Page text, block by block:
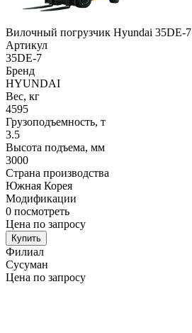
Вилочный погрузчик Hyundai 35DE-7
Артикул
35DE-7
Бренд
HYUNDAI
Вес, кг
4595
Грузоподъемность, т
3.5
Высота подъема, мм
3000
Страна производства
Южная Корея
Модификации
0 посмотреть
Цена по запросу
Купить
Филиал
Сусуман
Цена по запросу